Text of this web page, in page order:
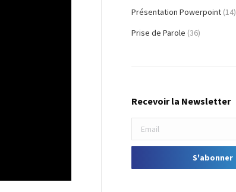
Présentation Powerpoint (14)
Prise de Parole (36)
Recevoir la Newsletter